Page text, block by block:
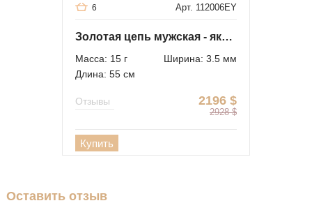
Арт. 112006EY
6
Золотая цепь мужская - якорное плетение
Масса: 15 г
Ширина: 3.5 мм
Длина: 55 см
2196 $
2928 $
Отзывы
Купить
Оставить отзыв